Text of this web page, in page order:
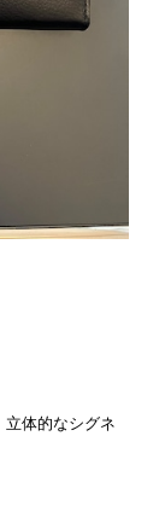
体的なシグネ